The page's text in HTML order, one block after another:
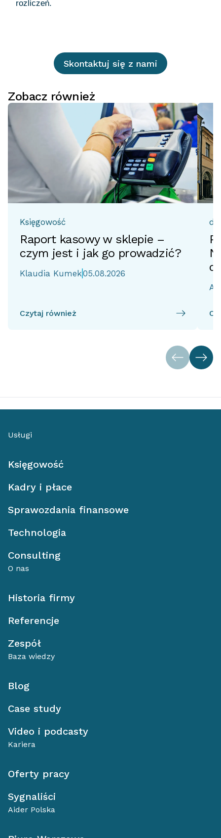
Skontaktuj się z nami
Zobacz również
Księgowość
Raport kasowy w sklepie –
czym jest i jak go prowadzić?
Klaudia Kumek05.08.2026
Czytaj również
Usługi
Księgowość
Kadry i płace
Sprawozdania finansowe
Technologia
Consulting
O nas
Historia firmy
Referencje
Zespół
Baza wiedzy
Blog
Case study
Video i podcasty
Kariera
Oferty pracy
Sygnaliści
Aider Polska